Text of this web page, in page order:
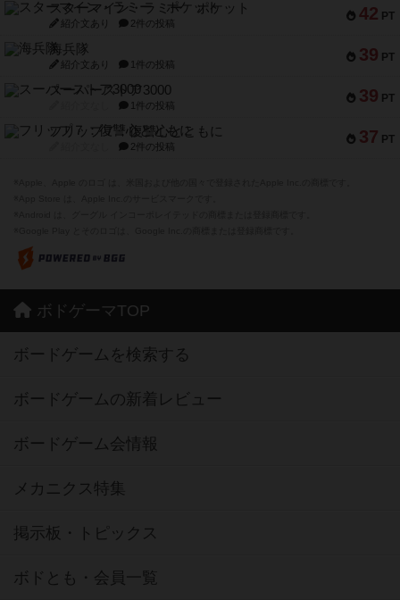
42 PT
スターマイン・ラミー ポケット
紹介文あり 2件の投稿
39 PT
海兵隊
紹介文あり 1件の投稿
39 PT
スーパーストア3000
1件の投稿
37 PT
フリップ７：復讐心とともに
2件の投稿
ボドゲーマTOP
ボードゲームを検索する
ボードゲームの新着レビュー
ボードゲーム会情報
メカニクス特集
掲示板・トピックス
ボドとも・会員一覧